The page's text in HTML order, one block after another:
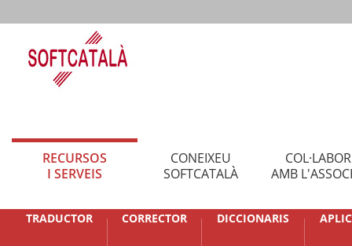
RECURSOS
I SERVEIS
CONEIXEU
SOFTCATALÀ
AMB
TRADUCTOR CORRECTOR DICCIONARIS